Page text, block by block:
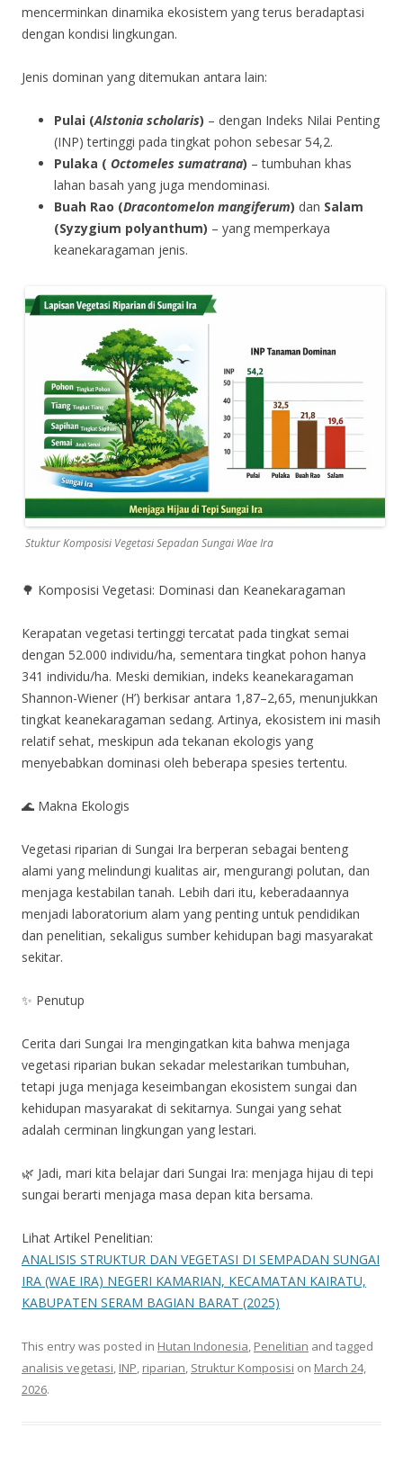
mencerminkan dinamika ekosistem yang terus beradaptasi
dengan kondisi lingkungan.
Jenis dominan yang ditemukan antara lain:
Pulai (Alstonia scholaris) – dengan Indeks Nilai Penting
(INP) tertinggi pada tingkat pohon sebesar 54,2.
Pulaka ( Octomeles sumatrana) – tumbuhan khas
lahan basah yang juga mendominasi.
Buah Rao (Dracontomelon mangiferum) dan Salam
(Syzygium polyanthum) – yang memperkaya
keanekaragaman jenis.
Stuktur Komposisi Vegetasi Sepadan Sungai Wae Ira
🌳 Komposisi Vegetasi: Dominasi dan Keanekaragaman
Kerapatan vegetasi tertinggi tercatat pada tingkat semai
dengan 52.000 individu/ha, sementara tingkat pohon hanya
341 individu/ha. Meski demikian, indeks keanekaragaman
Shannon-Wiener (H’) berkisar antara 1,87–2,65, menunjukkan
tingkat keanekaragaman sedang. Artinya, ekosistem ini masih
relatif sehat, meskipun ada tekanan ekologis yang
menyebabkan dominasi oleh beberapa spesies tertentu.
🌊 Makna Ekologis
Vegetasi riparian di Sungai Ira berperan sebagai benteng
alami yang melindungi kualitas air, mengurangi polutan, dan
menjaga kestabilan tanah. Lebih dari itu, keberadaannya
menjadi laboratorium alam yang penting untuk pendidikan
dan penelitian, sekaligus sumber kehidupan bagi masyarakat
sekitar.
✨ Penutup
Cerita dari Sungai Ira mengingatkan kita bahwa menjaga
vegetasi riparian bukan sekadar melestarikan tumbuhan,
tetapi juga menjaga keseimbangan ekosistem sungai dan
kehidupan masyarakat di sekitarnya. Sungai yang sehat
adalah cerminan lingkungan yang lestari.
🌿 Jadi, mari kita belajar dari Sungai Ira: menjaga hijau di tepi
sungai berarti menjaga masa depan kita bersama.
Lihat Artikel Penelitian:
ANALISIS STRUKTUR DAN VEGETASI DI SEMPADAN SUNGAI
IRA (WAE IRA) NEGERI KAMARIAN, KECAMATAN KAIRATU,
KABUPATEN SERAM BAGIAN BARAT (2025)
This entry was posted in Hutan Indonesia, Penelitian and tagged
analisis vegetasi, INP, riparian, Struktur Komposisi on March 24,
2026.